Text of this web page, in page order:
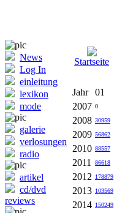
News
Log In
einleitung
lexikon
mode
galerie
verlosungen
radio
artikel
cd/dvd
reviews
Startseite
Jahr
01
2007 0
2008 30959
2009 56862
2010 88557
2011 86618
2012 178879
2013 103569
2014 150249